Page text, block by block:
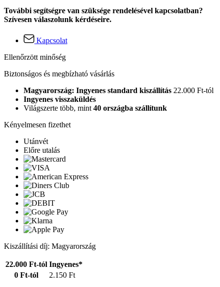
További segítségre van szüksége rendelésével kapcsolatban?
Szívesen válaszolunk kérdéseire.
Kapcsolat
Ellenőrzött minőség
Biztonságos és megbízható vásárlás
Magyarország: Ingyenes standard kiszállítás 22.000 Ft-tól
Ingyenes visszaküldés
Világszerte több, mint 40 országba szállítunk
Kényelmesen fizethet
Utánvét
Előre utalás
Kiszállítási díj: Magyarország
22.000 Ft-tól Ingyenes*
0 Ft-tól
2.150 Ft